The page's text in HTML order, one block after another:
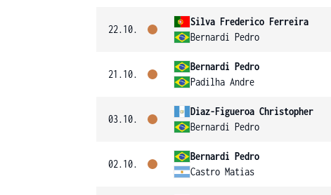
22.10.
Silva Frederico Ferreira
Bernardi Pedro
21.10.
Bernardi Pedro
Padilha Andre
03.10.
Diaz-Figueroa Christopher
Bernardi Pedro
02.10.
Bernardi Pedro
Castro Matias